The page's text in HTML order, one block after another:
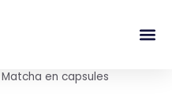
Matcha en capsules